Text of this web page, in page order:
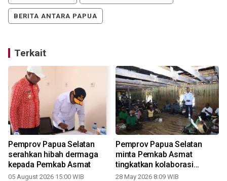
BERITA ANTARA PAPUA
Terkait
Pemprov Papua Selatan
serahkan hibah dermaga
kepada Pemkab Asmat
05 August 2026 15:00 WIB
Pemprov Papua Selatan
minta Pemkab Asmat
tingkatkan kolaborasi
pembangunan
28 May 2026 8:09 WIB